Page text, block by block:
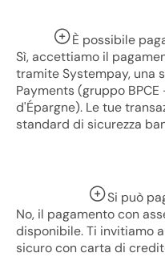
È possibile
Sì, accettiamo il
tramite Systempay, una
Payments (gruppo
d'Épargne). Le tue
standard di sicurezza
Si può
No, il pagamento con
disponibile. Ti invitiamo
sicuro con carta di